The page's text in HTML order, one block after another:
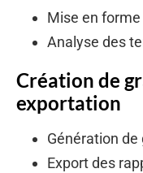
Mise en
Analyse des
Création de
exportation
Génération
Export des